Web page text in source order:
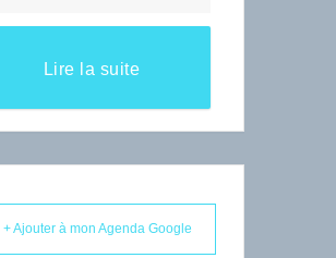
Lire la suite
+ Ajouter à mon Agenda Google